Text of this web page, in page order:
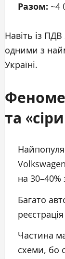
Разом: ~4
Навіть із
одними з
Україні.
та
на 30–40%
Багато
Частина
схеми, бо